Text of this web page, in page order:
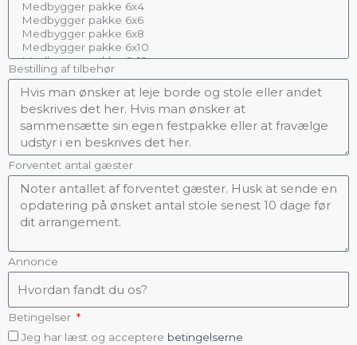
Bestilling af tilbehør
Forventet antal gæster
Annonce
Betingelser
Jeg har læst og acceptere betingelserne